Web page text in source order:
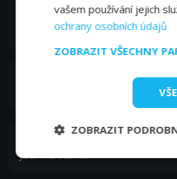
Arkadiusz Jakubik
Marcin Kania
Dominika Bednarczyk
Joanna Kania
vašem používání jejich
ochrany osobních údajů
ZOBRAZIT VŠECHNY
ZOBRAZIT